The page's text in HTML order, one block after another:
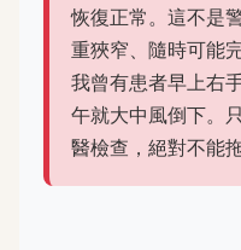
恢復正常。這不是
重狹窄、隨時可能
我曾有患者早上右
午就大中風倒下。
醫檢查，絕對不能拖